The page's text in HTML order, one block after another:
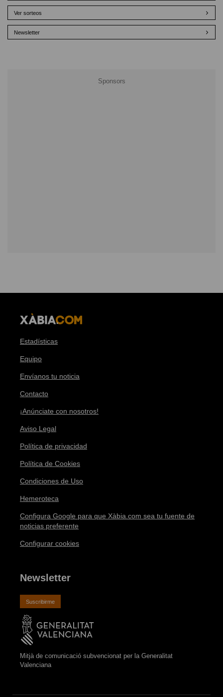
Ver sorteos
Newsletter
Estadísticas
Equipo
Envíanos tu noticia
Contacto
¡Anúnciate con nosotros!
Aviso Legal
Política de privacidad
Política de Cookies
Condiciones de Uso
Hemeroteca
Configura Google para que Xàbia.com sea tu fuente de
noticias preferente
Configurar cookies
Newsletter
Suscribirme
Mitjà de comunicació subvencionat per la Generalitat
Valenciana